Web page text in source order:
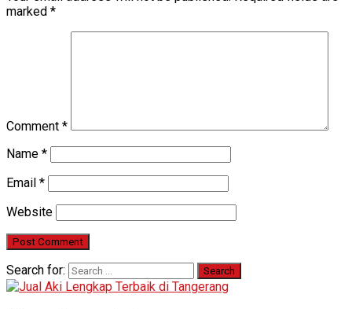
marked *
Comment *
Name *
Email *
Website
Search for: